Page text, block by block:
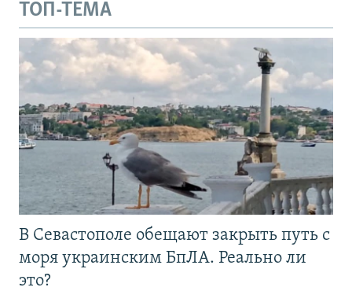
ТОП-ТЕМА
В Севастополе обещают закрыть путь с
моря украинским БпЛА. Реально ли
это?